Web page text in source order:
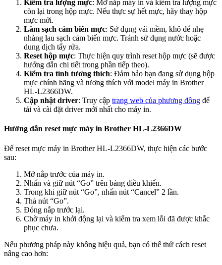
Kiểm tra lượng mực: Mở nắp máy in và kiểm tra lượng mực
còn lại trong hộp mực. Nếu thực sự hết mực, hãy thay hộp
mực mới.
Làm sạch cảm biến mực: Sử dụng vải mềm, khô để nhẹ
nhàng lau sạch cảm biến mực. Tránh sử dụng nước hoặc
dung dịch tẩy rửa.
Reset hộp mực: Thực hiện quy trình reset hộp mực (sẽ được
hướng dẫn chi tiết trong phần tiếp theo).
Kiểm tra tính tương thích: Đảm bảo bạn đang sử dụng hộp
mực chính hãng và tương thích với model máy in Brother
HL-L2366DW.
Cập nhật driver: Truy cập trang web của phương đông để
tải và cài đặt driver mới nhất cho máy in.
Hướng dẫn reset mực máy in Brother HL-L2366DW
Để reset mực máy in Brother HL-L2366DW, thực hiện các bước
sau:
Mở nắp trước của máy in.
Nhấn và giữ nút “Go” trên bảng điều khiển.
Trong khi giữ nút “Go”, nhấn nút “Cancel” 2 lần.
Thả nút “Go”.
Đóng nắp trước lại.
Chờ máy in khởi động lại và kiểm tra xem lỗi đã được khắc
phục chưa.
Nếu phương pháp này không hiệu quả, bạn có thể thử cách reset
nâng cao hơn: